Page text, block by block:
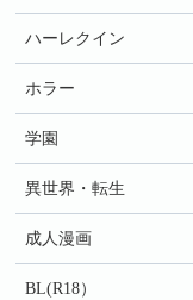
ハーレクイン
ホラー
学園
異世界・転生
成人漫画
BL(R18）